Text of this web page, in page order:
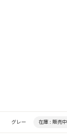
グレー 在庫 : 販売中